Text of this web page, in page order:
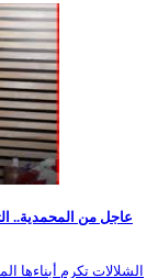
عاجل من المحمدية..